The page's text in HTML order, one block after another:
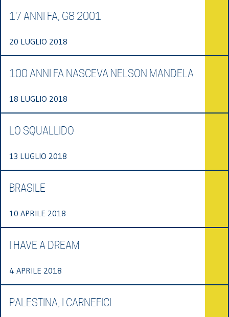
17 ANNI FA, G8 2001
20 LUGLIO 2018
100 ANNI FA NASCEVA NELSON MANDELA
18 LUGLIO 2018
LO SQUALLIDO
13 LUGLIO 2018
BRASILE
10 APRILE 2018
I HAVE A DREAM
4 APRILE 2018
PALESTINA, I CARNEFICI